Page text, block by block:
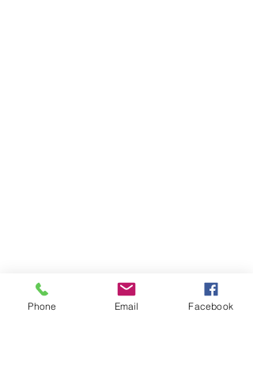
Phone Email Facebook